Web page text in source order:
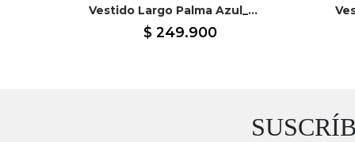
Vestido Largo Palma Azul_Osc
$ 249.900